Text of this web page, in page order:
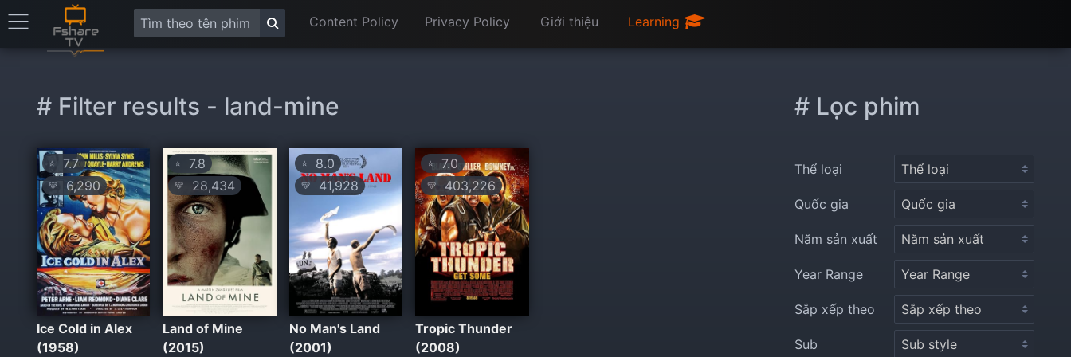
Content Policy Privacy Policy Giới thiệu Learning
# Filter results - land-mine
⭐ 7.7
💛 6,290
Ice Cold in Alex
(1958)
⭐ 7.8
💛 28,434
Land of Mine
(2015)
⭐8.0
💛 41,928
No Man's Land
(2001)
⭐ 7.0
💛403,226
Tropic Thunder
(2008)
# Lọc phim
Thể loại
Quốc gia
Năm sản xuất
Year Range
Sắp xếp theo
Sub